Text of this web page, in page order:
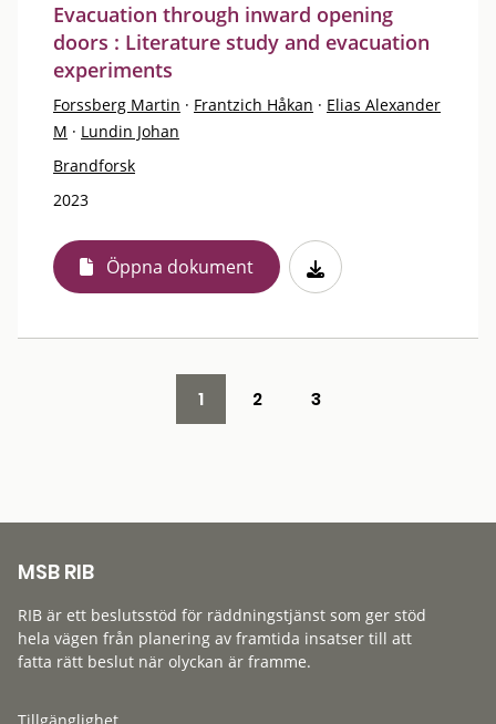
Evacuation through inward opening
doors : Literature study and evacuation
experiments
Forssberg Martin · Frantzich Håkan · Elias Alexander
M · Lundin Johan
Brandforsk
2023
Öppna dokument
1 2 3
MSB RIB
RIB är ett beslutsstöd för räddningstjänst som ger stöd
hela vägen från planering av framtida insatser till att
fatta rätt beslut när olyckan är framme.